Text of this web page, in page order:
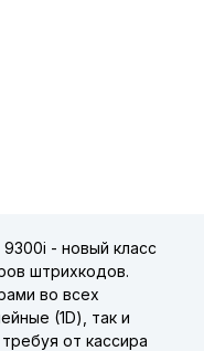
- новый класс
штрихкодов.
во всех
(1D), так и
от кассира